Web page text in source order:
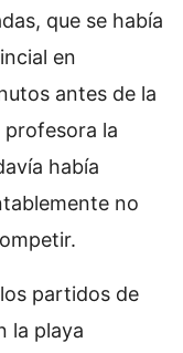
que se había
en
antes de la
profesora la
había
no
partidos de
la playa